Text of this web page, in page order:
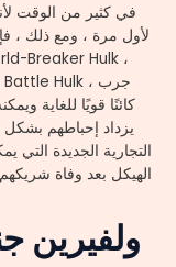
لأول مرة ، ومع ذلك ،
كائنًا قويًا للغاية
يزداد إحباطهم بشكل
التجارية الجديدة التي
الهيكل بعد وفاة
ولفيرين